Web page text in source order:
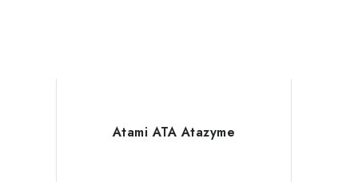
Atami ATA Atazyme